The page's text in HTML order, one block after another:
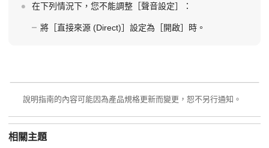
在下列情況下，您不能調整［聲音設定］：
將［直接來源 (Direct)］設定為［開啟］時。
說明指南的內容可能因為產品規格更新而變更，恕不另行通知。
相關主題